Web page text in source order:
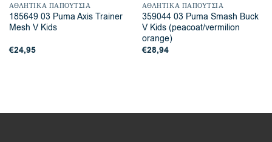
ΑΘΛΗΤΙΚΆ ΠΑΠΟΎΤΣΙΑ
185649 03 Puma Axis Trainer
Mesh V Kids
€24,95
ΑΘΛΗΤΙΚΆ ΠΑΠΟΎΤΣΙΑ
359044 03 Puma Smash Buck
V Kids (peacoat/vermilion
orange)
€28,94